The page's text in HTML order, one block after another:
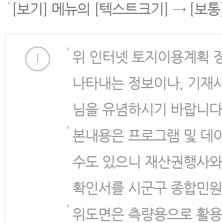
[보기] 메뉴의 [텍스트크기] → [보
위 인터넷 토지이용계획
나타내는 정보이나, 기재
님을 유념하시기 바랍니
본내용은 프로그램 및 데
수도 있으니 재산권행사
확인서를 시군구 종합민
위도면은 측량용으로 활